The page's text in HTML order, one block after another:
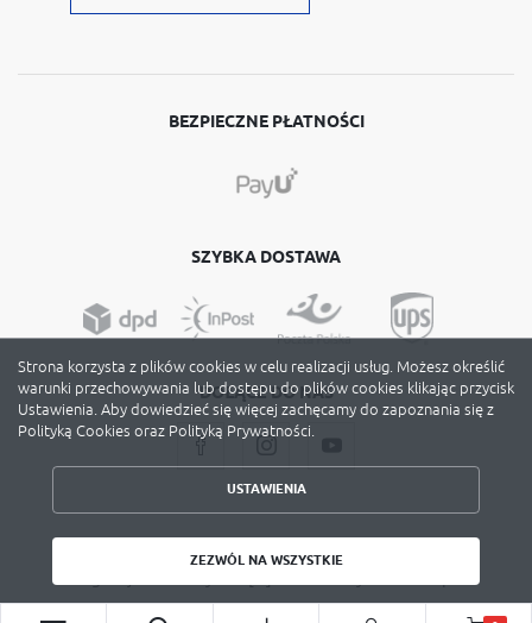
BEZPIECZNE PŁATNOŚCI
SZYBKA DOSTAWA
DOŁĄCZ DO NAS
Copyright by avery-zweckform.poznan.pl
Strona korzysta z plików cookies w celu realizacji usług. Możesz określić
warunki przechowywania lub dostępu do plików cookies klikając przycisk
Ustawienia. Aby dowiedzieć się więcej zachęcamy do zapoznania się z
Polityką Cookies oraz Polityką Prywatności.
USTAWIENIA
ZEZWÓL NA WSZYSTKIE
ZEZWÓL NA WSZYSTKIE